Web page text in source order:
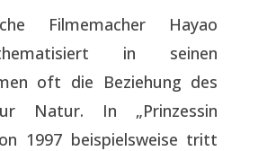
Filmemacher Hayao
in seinen
oft die Beziehung des
Natur. In „Prinzessin
1997 beispielsweise tritt